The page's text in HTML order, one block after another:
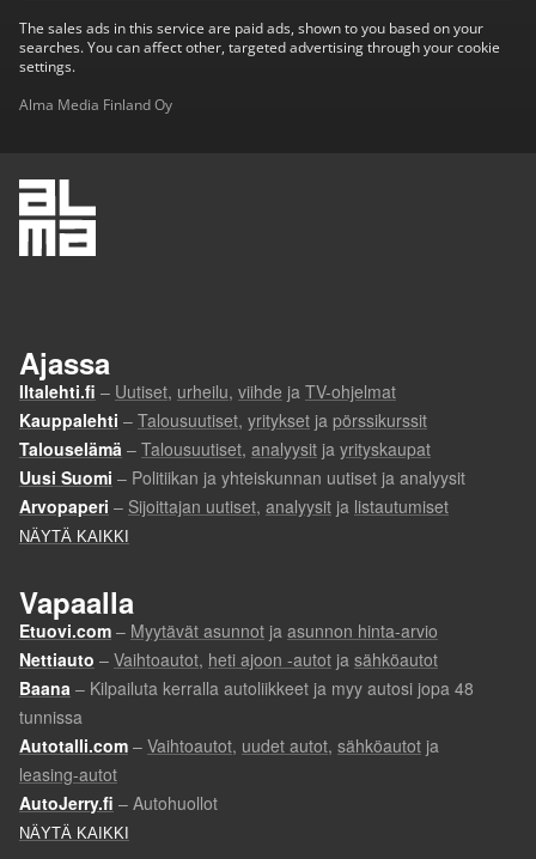
The sales ads in this service are paid ads, shown to you based on your
searches. You can affect other, targeted advertising through your cookie
settings.
Alma Media Finland Oy